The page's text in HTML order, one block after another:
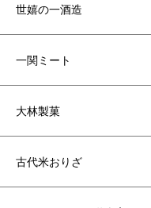
世嬉の一酒造
一関ミート
大林製菓
古代米おりざ